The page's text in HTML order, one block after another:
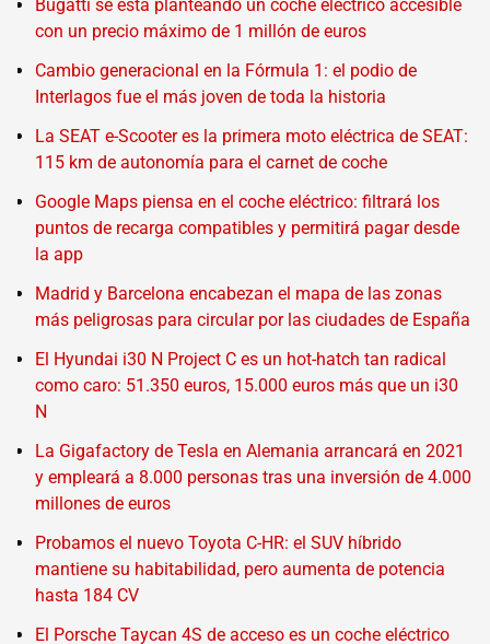
Bugatti se está planteando un coche eléctrico accesible
con un precio máximo de 1 millón de euros
Cambio generacional en la Fórmula 1: el podio de
Interlagos fue el más joven de toda la historia
La SEAT e-Scooter es la primera moto eléctrica de SEAT:
115 km de autonomía para el carnet de coche
Google Maps piensa en el coche eléctrico: filtrará los
puntos de recarga compatibles y permitirá pagar desde
la app
Madrid y Barcelona encabezan el mapa de las zonas
más peligrosas para circular por las ciudades de España
El Hyundai i30 N Project C es un hot-hatch tan radical
como caro: 51.350 euros, 15.000 euros más que un i30
N
La Gigafactory de Tesla en Alemania arrancará en 2021
y empleará a 8.000 personas tras una inversión de 4.000
millones de euros
Probamos el nuevo Toyota C-HR: el SUV híbrido
mantiene su habitabilidad, pero aumenta de potencia
hasta 184 CV
El Porsche Taycan 4S de acceso es un coche eléctrico